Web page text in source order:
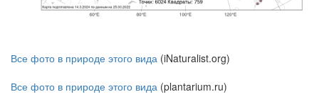
Все фото в природе этого вида (iNaturalist.org)
Все фото в природе этого вида (plantarium.ru)